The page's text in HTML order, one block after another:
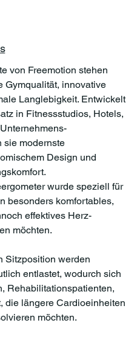
von Freemotion stehen
Gymqualität, innovative
Langlebigkeit. Entwickelt
in Fitnessstudios, Hotels,
sie modernste
Design und
wurde speziell für
besonders komfortables,
effektives Herz-
möchten.
Sitzposition werden
entlastet, wodurch sich
Rehabilitationspatienten,
die längere Cardioeinheiten
möchten.